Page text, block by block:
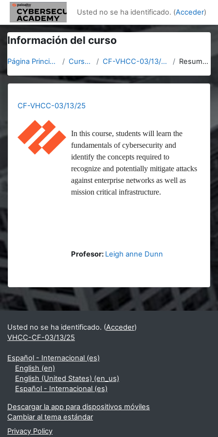
Salta al contenido principal
Usted no se ha identificado. (Acceder)
Información del curso
Página Principal Cursos CF-VHCC-03/13/25 Resumen
CF-VHCC-03/13/25
In this course, students will learn the
fundamentals of cybersecurity and
identify the concepts required to
recognize and potentially mitigate attacks
against enterprise networks as well as
mission critical infrastructure.
Profesor: Leigh anne Dunn
Bloques
Bloques suplementarios
Usted no se ha identificado. (Acceder)
VHCC-CF-03/13/25
Español - Internacional ‎(es)‎
English ‎(en)‎
English (United States) ‎(en_us)‎
Español - Internacional ‎(es)‎
Descargar la app para dispositivos móviles
Cambiar al tema estándar
Privacy Policy